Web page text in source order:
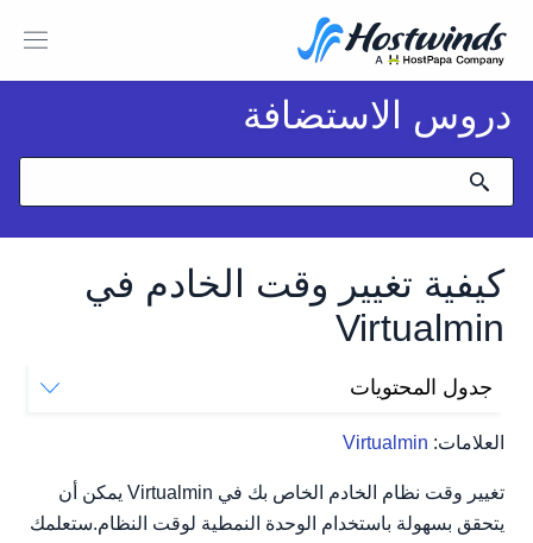
دروس الاستضافة
كيفية تغيير وقت الخادم في
Virtualmin
العلامات: Virtualmin
جدول المحتويات
تغيير وقت نظام الخادم الخاص بك في Virtualmin يمكن أن
يتحقق بسهولة باستخدام الوحدة النمطية لوقت النظام.ستعلمك